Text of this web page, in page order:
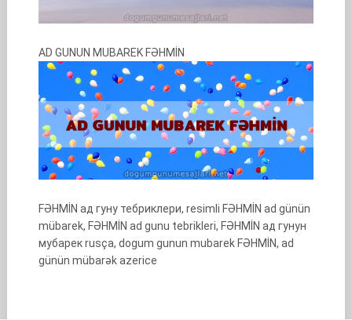
AD GUNUN MUBAREK FƏHMİN
FƏHMİN ад гуну тебриклери, resimli FƏHMİN ad günün
mübarek, FƏHMİN ad gunu tebrikleri, FƏHMİN ад гунун
мубарек rusça, dogum gunun mubarek FƏHMİN, ad
günün mübarək azerice